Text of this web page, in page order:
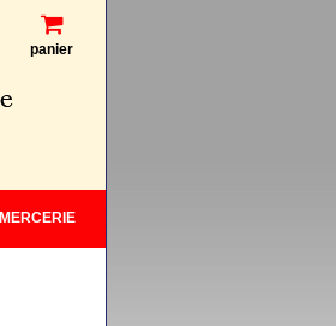
panier
MERCERIE